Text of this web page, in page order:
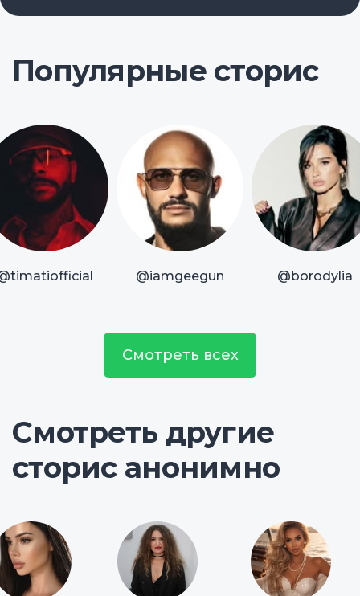
Популярные сторис
@iamgeegun @borodylia
Смотреть всех
Смотреть другие
сторис анонимно